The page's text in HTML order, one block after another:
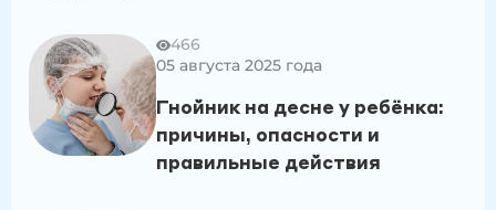
05 августа 2025 года
466
Гнойник на десне у ребёнка:
причины, опасности и
правильные действия